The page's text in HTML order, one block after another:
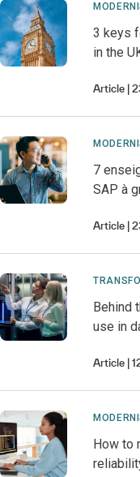
3 keys
in the
Article
7
SAP à
Article
Behind
use in
Article
How to